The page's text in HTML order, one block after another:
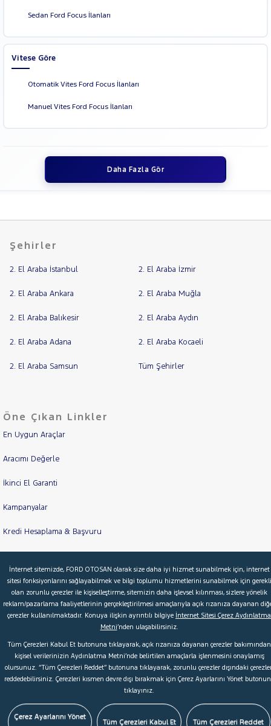
Sedan Ford Focus İlanları
Vitese Göre
Otomatik Vites Ford Focus İlanları
Manuel Vites Ford Focus İlanları
Daha Fazla Gör
Şehirler
2. El Araba İstanbul 2. El Araba İzmir
2. El Araba Ankara 2. El Araba Muğla
2. El Araba Balıkesir 2. El Araba Aydın
2. El Araba Adana 2. El Araba Kocaeli
2. El Araba Samsun Tüm Şehirler
Öne Çıkan Linkler
En Uygun Araçlar
Aracımı Değerle
İkinci El Garanti
Kampanyalar
Kredi Hesaplama & Başvuru
© 2026 Ford Türkiye Ford Kurumsal Hakkımızda
Şartlar & Kişisel Verilerin Korunması S.S.S. Faydalı Bağlantılar
Çerez Tercihleri
İnternet sitemizde, FORD OTOSAN olarak size daha iyi hizmet sunabilmek için, internet
sitesi fonksiyonlarını sağlayabilmek ve bilgi toplumu hizmetlerini sunabilmek için gerekli
olan zorunlu çerezler ile kişiselleştirme, sitemizin daha işlevsel kılınması, sizlere yönelik
reklam/pazarlama faaliyetlerinin gerçekleştirilmesi amaçlarıyla açık rızanıza dayanan
çerezler kullanılmaktadır. Konuya ilişkin ayrıntılı bilgiye İnternet Sitesi Çerez Aydınlatma
Metni’nden ulaşabilirsiniz.
Tüm Çerezleri Kabul Et butonuna tıklayarak, açık rızanıza dayanan çerezler bakımından
kişisel verilerinizin Aydınlatma Metni’nde belirtilen amaçlarla işlenmesini onaylamış
olursunuz. “Tüm Çerezleri Reddet” butonuna tıklayarak, zorunlu çerezler dışındaki
reddedebilirsiniz. Çerezleri kısmen devre dışı bırakmak için Çerez Ayarlarını Yönet
tıklayınız.
Çerez Ayarlarını Yönet
Tüm Çerezleri Kabul Et Tüm Çerezleri Reddet